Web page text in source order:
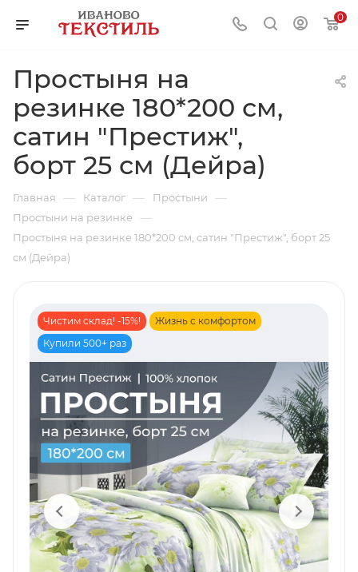
0
Простыня на
резинке 180*200 см,
сатин "Престиж",
борт 25 см (Дейра)
Главная — Каталог — Простыни —
Простыни на резинке —
Простыня на резинке 180*200 см, сатин "Престиж", борт 25
см (Дейра)
Чистим склад! -15%!
Жизнь с комфортом
Купили 500+ раз